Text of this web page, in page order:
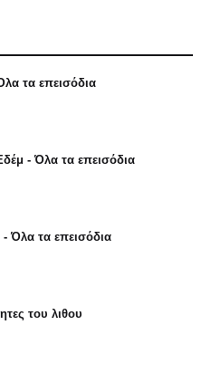
τα επεισόδια
- Όλα τα επεισόδια
Όλα τα επεισόδια
του λιθου